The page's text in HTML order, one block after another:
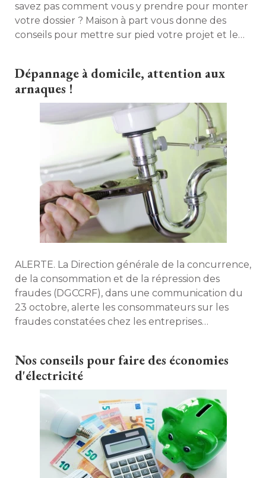
savez pas comment vous y prendre pour monter
votre dossier ? Maison à part vous donne des
conseils pour mettre sur pied votre projet et le
Dépannage à domicile, attention aux
arnaques !
ALERTE. La Direction générale de la concurrence,
de la consommation et de la répression des
fraudes (DGCCRF), dans une communication du
23 octobre, alerte les consommateurs sur les
fraudes constatées chez les entreprises
Nos conseils pour faire des économies
d'électricité